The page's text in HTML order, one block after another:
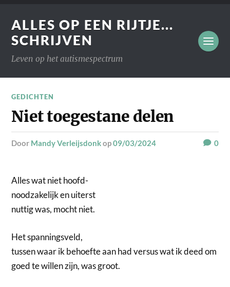
ALLES OP EEN RIJTJE...
SCHRIJVEN
Leven op het autismespectrum
GEDICHTEN
Niet toegestane delen
door Mandy Verleijsdonkop09/03/2024 0
Alles wat niet hoofd-
noodzakelijk en uiterst
nuttig was, mocht niet.
Het spanningsveld,
tussen waar ik behoefte aan had versus wat ik deed om
goed te willen zijn, was groot.